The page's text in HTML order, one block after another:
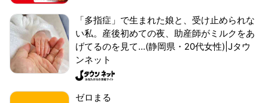
「多指症」で生まれた娘と、受け止められな
い私。産後初めての夜、助産師がミルクをあ
げてるのを見て...(静岡県・20代女性)|Jタウ
ンネット
ゼロまる